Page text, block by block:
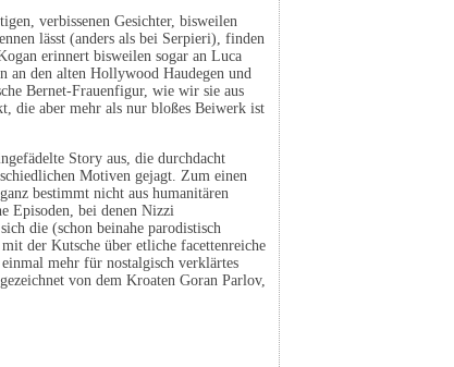
verbissenen Gesichter, bisweilen
lässt (anders als bei Serpieri), finden
erinnert bisweilen sogar an Luca
an den alten Hollywood Haudegen und
Bernet-Frauenfigur, wie wir sie aus
die aber mehr als nur bloßes Beiwerk ist
Story aus, die durchdacht
Motiven gejagt. Zum einen
bestimmt nicht aus humanitären
Episoden, bei denen Nizzi
die (schon beinahe parodistisch
der Kutsche über etliche facettenreiche
mehr für nostalgisch verklärtes
von dem Kroaten Goran Parlov,